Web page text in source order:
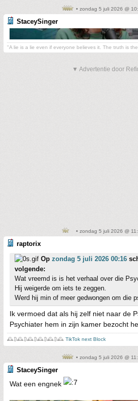
• zondag 5 juli 2026 @
StaceySinger
"A lie is a lie even if everyone believes it. The truth is
▼ Advertentie door
• zondag 5 juli 2026 @
raptorix
Op zondag 5 juli 2026 00:16
volgende:
Wat vreemd is is het verhaal over die
Hij weigerde om iets te zeggen.
Werd hij min of meer gedwongen om die
Ik vermoed dat als hij zelf niet naar de
Psychiater hem in zijn kamer bezocht
🕰️₿🕰️₿🕰️₿🕰️₿🕰️₿🕰️ TikTok next Block
• zondag 5 juli 2026 @
StaceySinger
Wat een engnek